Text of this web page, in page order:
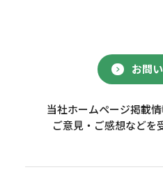
お問
当社ホームページ掲載
ご意見・ご感想などを